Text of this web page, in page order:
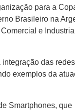
para a
Brasileiro na
e
das
exemplos da
Smartphones, que